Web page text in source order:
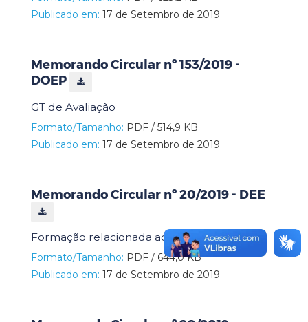
Publicado em: 17 de Setembro de 2019
Memorando Circular nº 153/2019 -
DOEP
GT de Avaliação
Formato/Tamanho: PDF / 514,9 KB
Publicado em: 17 de Setembro de 2019
Memorando Circular nº 20/2019 - DEE
Formação relacionada ao Ponto Eletrônico
Formato/Tamanho: PDF / 644,0 KB
Publicado em: 17 de Setembro de 2019